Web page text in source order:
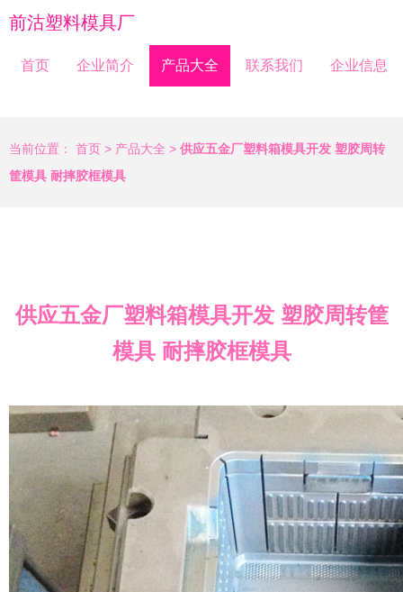
前沽塑料模具厂
首页 企业简介 产品大全 联系我们 企业信息
当前位置： 首页 > 产品大全 > 供应五金厂塑料箱模具开发 塑胶周转
筐模具 耐摔胶框模具
供应五金厂塑料箱模具开发 塑胶周转筐
模具 耐摔胶框模具